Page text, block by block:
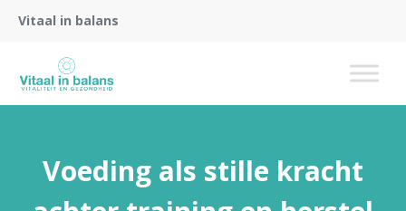
Vitaal in balans
Voeding als stille kracht